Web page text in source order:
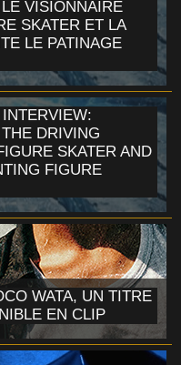
VISIONNAIRE
SKATER ET LA
LE PATINAGE
DRIVING
SKATER AND
FIGURE
WATA, UN TITRE
EN CLIP